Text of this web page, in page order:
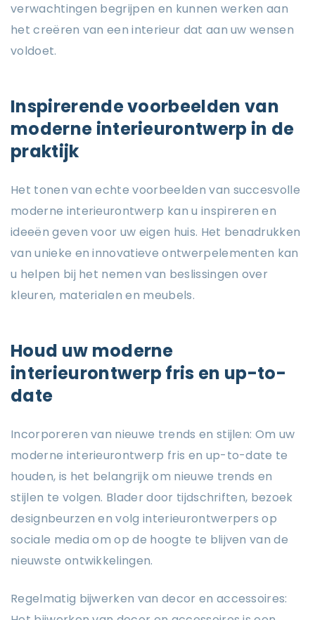
verwachtingen begrijpen en kunnen werken aan
het creëren van een interieur dat aan uw wensen
voldoet.
Inspirerende voorbeelden van
moderne interieurontwerp in de
praktijk
Het tonen van echte voorbeelden van succesvolle
moderne interieurontwerp kan u inspireren en
ideeën geven voor uw eigen huis. Het benadrukken
van unieke en innovatieve ontwerpelementen kan
u helpen bij het nemen van beslissingen over
kleuren, materialen en meubels.
Houd uw moderne
interieurontwerp fris en up-to-
date
Incorporeren van nieuwe trends en stijlen: Om uw
moderne interieurontwerp fris en up-to-date te
houden, is het belangrijk om nieuwe trends en
stijlen te volgen. Blader door tijdschriften, bezoek
designbeurzen en volg interieurontwerpers op
sociale media om op de hoogte te blijven van de
nieuwste ontwikkelingen.
Regelmatig bijwerken van decor en accessoires: